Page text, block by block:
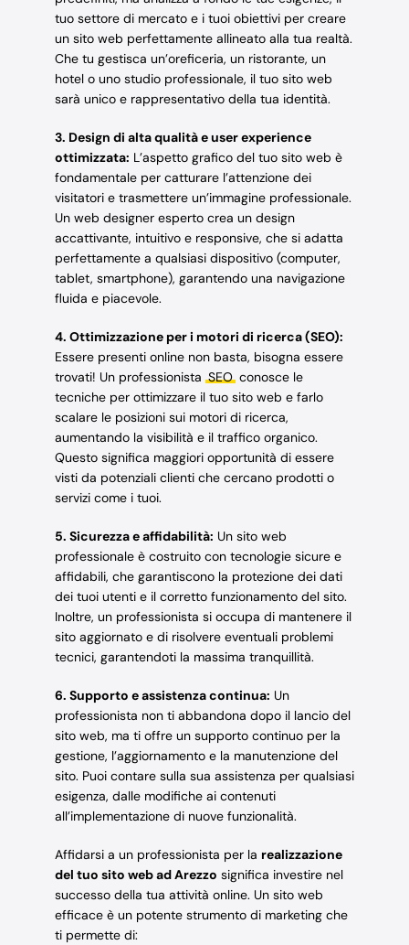
tuo settore di mercato e i tuoi obiettivi per creare
un sito web perfettamente allineato alla tua realtà.
Che tu gestisca un’oreficeria, un ristorante, un
hotel o uno studio professionale, il tuo sito web
sarà unico e rappresentativo della tua identità.
3. Design di alta qualità e user experience
ottimizzata: L’aspetto grafico del tuo sito web è
fondamentale per catturare l’attenzione dei
visitatori e trasmettere un’immagine professionale.
Un web designer esperto crea un design
accattivante, intuitivo e responsive, che si adatta
perfettamente a qualsiasi dispositivo (computer,
tablet, smartphone), garantendo una navigazione
fluida e piacevole.
4. Ottimizzazione per i motori di ricerca (SEO):
Essere presenti online non basta, bisogna essere
trovati! Un professionista SEOconosce le
tecniche per ottimizzare il tuo sito web e farlo
scalare le posizioni sui motori di ricerca,
aumentando la visibilità e il traffico organico.
Questo significa maggiori opportunità di essere
visti da potenziali clienti che cercano prodotti o
servizi come i tuoi.
5. Sicurezza e affidabilità: Un sito web
professionale è costruito con tecnologie sicure e
affidabili, che garantiscono la protezione dei dati
dei tuoi utenti e il corretto funzionamento del sito.
Inoltre, un professionista si occupa di mantenere il
sito aggiornato e di risolvere eventuali problemi
tecnici, garantendoti la massima tranquillità.
6. Supporto e assistenza continua: Un
professionista non ti abbandona dopo il lancio del
sito web, ma ti offre un supporto continuo per la
gestione, l’aggiornamento e la manutenzione del
sito. Puoi contare sulla sua assistenza per qualsiasi
esigenza, dalle modifiche ai contenuti
all’implementazione di nuove funzionalità.
Affidarsi a un professionista per la realizzazione
del tuo sito web ad Arezzo significa investire nel
successo della tua attività online. Un sito web
efficace è un potente strumento di marketing che
ti permette di: